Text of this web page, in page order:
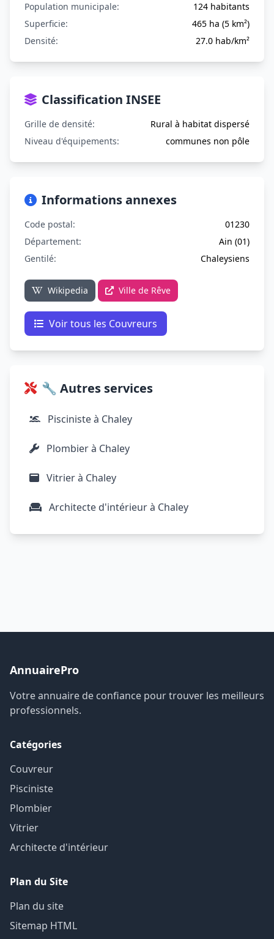
Population municipale:
124 habitants
Superficie:
465 ha (5 km²)
Densité:
27.0 hab/km²
Classification INSEE
Grille de densité:
Rural à habitat dispersé
Niveau d'équipements:
communes non pôle
Informations annexes
Code postal:
01230
Département:
Ain (01)
Gentilé:
Chaleysiens
Wikipedia Ville de Rêve
Voir tous les Couvreurs
🔧 Autres services
Pisciniste à Chaley
Plombier à Chaley
Vitrier à Chaley
Architecte d'intérieur à Chaley
AnnuairePro
Votre annuaire de confiance pour trouver les meilleurs
professionnels.
Catégories
Couvreur
Pisciniste
Plombier
Vitrier
Architecte d'intérieur
Plan du Site
Plan du site
Sitemap HTML